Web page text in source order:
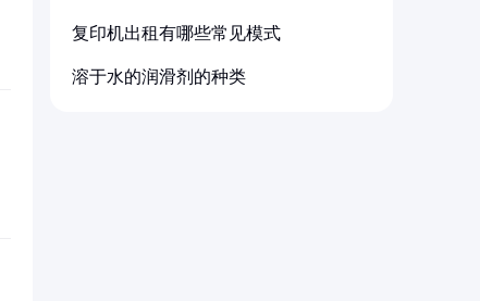
复印机出租有哪些常见模式
溶于水的润滑剂的种类